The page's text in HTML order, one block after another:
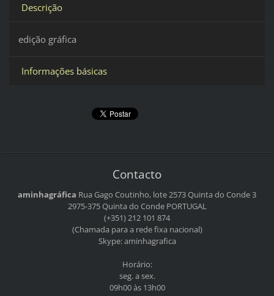
Descrição
edição gráfica
Informações básicas
Contacto
aminhagráfica Rua Gago Coutinho, lote 2573Quinta do Conde 3
2975-375 Quinta do CondePORTUGAL
(+351) 212 101 874
(Chamada para a rede fixa nacional)
Skype: aminhagrafica
Horário:
seg. a sex.
09h00 às 13h00